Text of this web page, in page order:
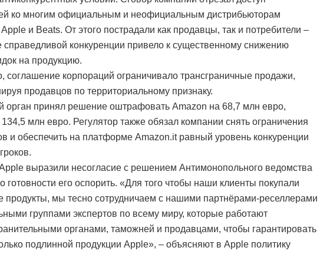
ко многим официальным и неофициальным дистрибьюторам
и Beats. От этого пострадали как продавцы, так и потребители –
справедливой конкуренции привело к существенному снижению
на продукцию.
соглашение корпораций ограничивало трансграничные продажи,
продавцов по территориальному признаку.
орган принял решение оштрафовать Amazon на 68,7 млн евро,
млн евро. Регулятор также обязал компании снять ограничения
и обеспечить на платформе Amazon.it равный уровень конкуренции
выразили несогласие с решением Антимонопольного ведомства
готовности его оспорить. «Для того чтобы наши клиенты покупали
продукты, мы тесно сотрудничаем с нашими партнёрами-реселлерами
группами экспертов по всему миру, которые работают
органами, таможней и продавцами, чтобы гарантировать
подлинной продукции Apple», – объясняют в Apple политику